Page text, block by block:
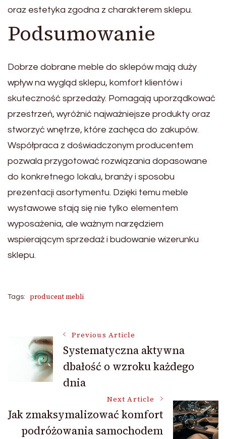
oraz estetyka zgodna z charakterem sklepu.
Podsumowanie
Dobrze dobrane meble do sklepów mają duży
wpływ na wygląd sklepu, komfort klientów i
skuteczność sprzedaży. Pomagają uporządkować
przestrzeń, wyróżnić najważniejsze produkty oraz
stworzyć wnętrze, które zachęca do zakupów.
Współpraca z doświadczonym producentem
pozwala przygotować rozwiązania dopasowane
do konkretnego lokalu, branży i sposobu
prezentacji asortymentu. Dzięki temu meble
wystawowe stają się nie tylko elementem
wyposażenia, ale ważnym narzędziem
wspierającym sprzedaż i budowanie wizerunku
sklepu.
Tags: producent mebli
Post
Navigation
Previous Article
Systematyczna aktywna
dbałość o wzroku każdego
dnia
Next Article
Jak zmaksymalizować komfort
podróżowania samochodem